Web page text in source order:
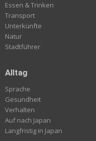
Essen & Trinken
Transport
Unterkünfte
Natur
Stadtführer
Alltag
Sprache
Gesundheit
Verhalten
Auf nach Japan
Langfristig in Japan